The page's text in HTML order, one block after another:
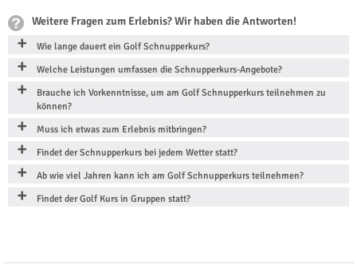
Weitere Fragen zum Erlebnis? Wir haben die Antworten!
Wie lange dauert ein Golf Schnupperkurs?
Welche Leistungen umfassen die Schnupperkurs-Angebote?
Brauche ich Vorkenntnisse, um am Golf Schnupperkurs teilnehmen zu
können?
Muss ich etwas zum Erlebnis mitbringen?
Findet der Schnupperkurs bei jedem Wetter statt?
Ab wie viel Jahren kann ich am Golf Schnupperkurs teilnehmen?
Findet der Golf Kurs in Gruppen statt?